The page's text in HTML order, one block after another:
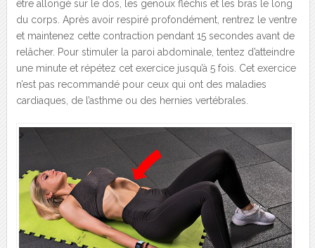
être allongé sur le dos, les genoux fléchis et les bras le long
du corps. Après avoir respiré profondément, rentrez le ventre
et maintenez cette contraction pendant 15 secondes avant de
relâcher. Pour stimuler la paroi abdominale, tentez d’atteindre
une minute et répétez cet exercice jusqu’à 5 fois. Cet exercice
n’est pas recommandé pour ceux qui ont des maladies
cardiaques, de l’asthme ou des hernies vertébrales.